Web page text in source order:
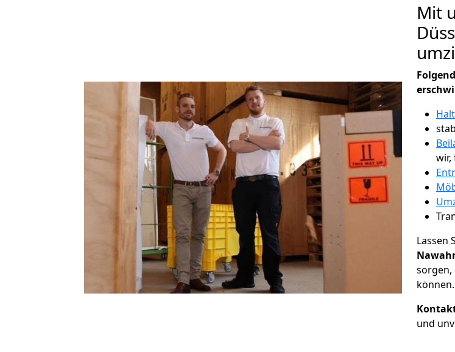
Mit
wir,
Lassen
sorgen,
können.
und